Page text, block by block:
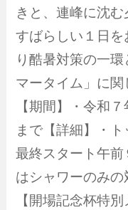
きと、連峰に沈
すばらしい１日を
り酷暑対策の一
マータイム」に関
【期間】・令和
まで【詳細】・
最終スタート午
はシャワーのみの
【開場記念杯特